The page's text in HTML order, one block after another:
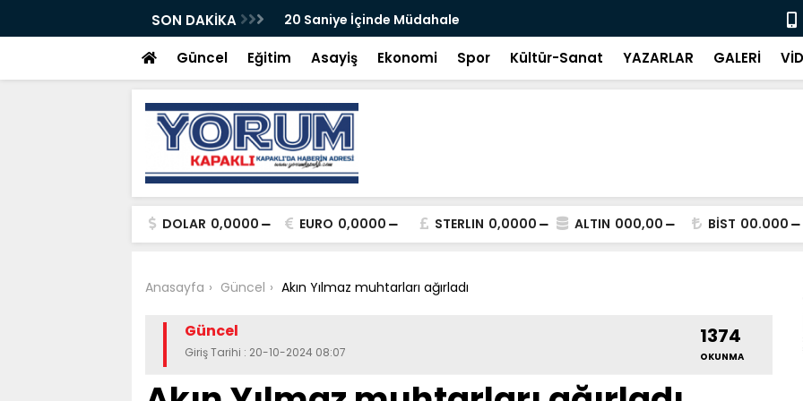
SON DAKİKA 20 Saniye İçinde Müdahale
Güncel Eğitim Asayiş Ekonomi Spor Kültür-Sanat YAZARLAR GALERİ
DOLAR 0,0000 EURO 0,0000 STERLIN 0,0000 ALTIN 000,00 BİST 00.000
Anasayfa Güncel Akın Yılmaz muhtarları ağırladı
Güncel
Giriş Tarihi : 20-10-2024 08:07
1374
OKUNMA